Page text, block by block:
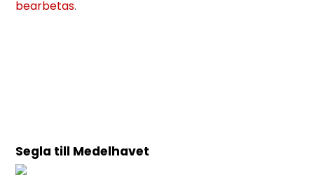
bearbetas.
Segla till Medelhavet